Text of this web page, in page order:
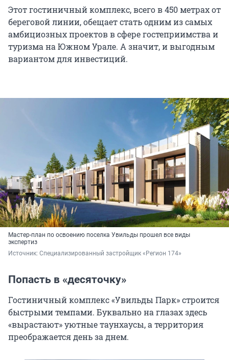
Этот гостиничный комплекс, всего в 450 метрах от
береговой линии, обещает стать одним из самых
амбициозных проектов в сфере гостеприимства и
туризма на Южном Урале. А значит, и выгодным
вариантом для инвестиций.
Мастер-план по освоению поселка Увильды прошел все виды
экспертиз
Источник: Специализированный застройщик «Регион 174»
Попасть в «десяточку»
Гостиничный комплекс «Увильды Парк» строится
быстрыми темпами. Буквально на глазах здесь
«вырастают» уютные таунхаусы, а территория
преображается день за днем.